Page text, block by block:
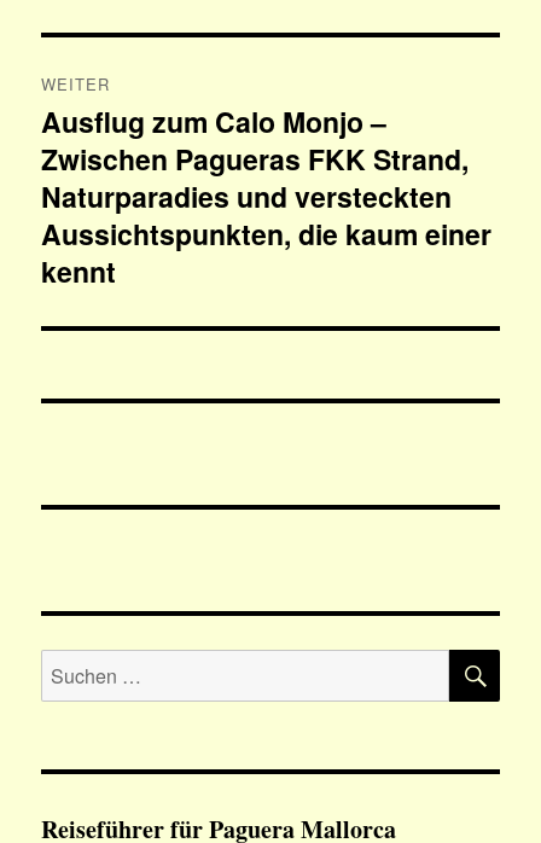
WEITER
Nächster
Beitrag:
Ausflug zum Calo Monjo –
Zwischen Pagueras FKK Strand,
Naturparadies und versteckten
Aussichtspunkten, die kaum einer
kennt
Suchen
nach:
Reiseführer für Paguera Mallorca